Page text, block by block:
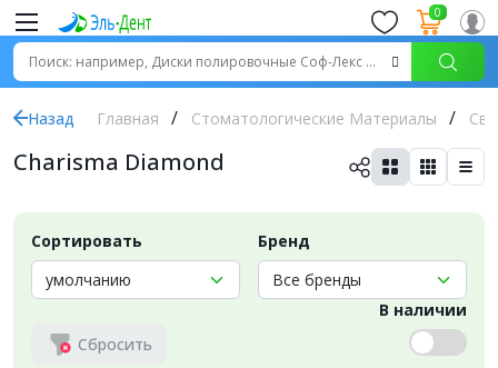
0
Назад Главная Стоматологические Материалы
Charisma Diamond
Сортировать Бренд
Сбросить
В наличии